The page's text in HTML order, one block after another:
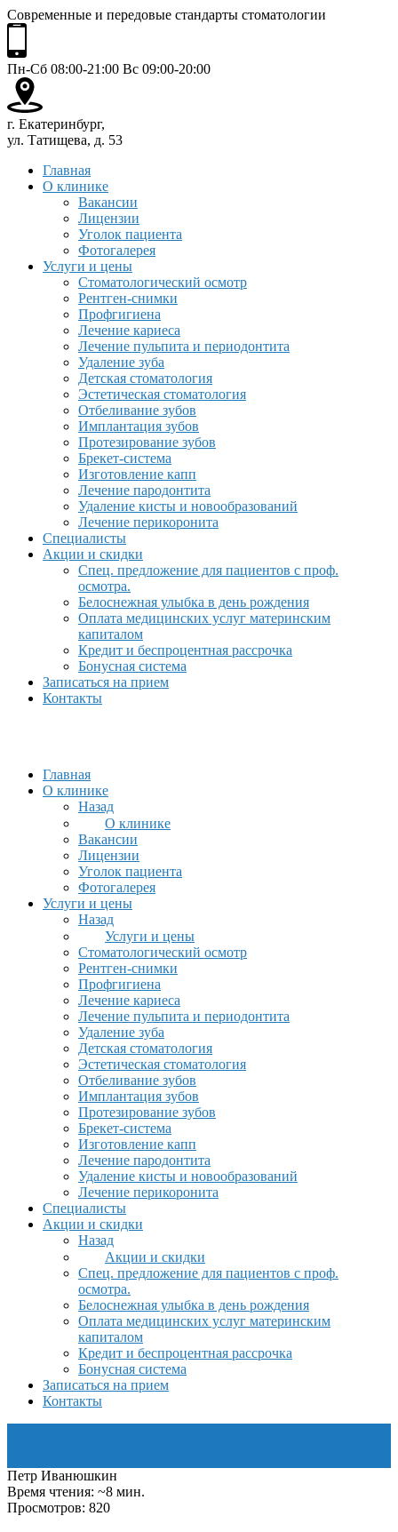
Современные и передовые стандарты стоматологии
Пн-Сб 08:00-21:00 Вс 09:00-20:00
г. Екатеринбург,
ул. Татищева, д. 53
Главная
О клинике
Вакансии
Лицензии
Уголок пациента
Фотогалерея
Услуги и цены
Стоматологический осмотр
Рентген-снимки
Профгигиена
Лечение кариеса
Лечение пульпита и периодонтита
Удаление зуба
Детская стоматология
Эстетическая стоматология
Отбеливание зубов
Имплантация зубов
Протезирование зубов
Брекет-система
Изготовление капп
Лечение пародонтита
Удаление кисты и новообразований
Лечение перикоронита
Специалисты
Акции и скидки
Спец. предложение для пациентов с проф.
осмотра.
Белоснежная улыбка в день рождения
Оплата медицинских услуг материнским
капиталом
Кредит и беспроцентная рассрочка
Бонусная система
Записаться на прием
Контакты
Главная
О клинике
Назад
О клинике
Вакансии
Лицензии
Уголок пациента
Фотогалерея
Услуги и цены
Назад
Услуги и цены
Стоматологический осмотр
Рентген-снимки
Профгигиена
Лечение кариеса
Лечение пульпита и периодонтита
Удаление зуба
Детская стоматология
Эстетическая стоматология
Отбеливание зубов
Имплантация зубов
Протезирование зубов
Брекет-система
Изготовление капп
Лечение пародонтита
Удаление кисты и новообразований
Лечение перикоронита
Специалисты
Акции и скидки
Назад
Акции и скидки
Спец. предложение для пациентов с проф.
осмотра.
Белоснежная улыбка в день рождения
Оплата медицинских услуг материнским
капиталом
Кредит и беспроцентная рассрочка
Бонусная система
Записаться на прием
Контакты
Петр Иванюшкин
Время чтения: ~8 мин.
Просмотров: 820